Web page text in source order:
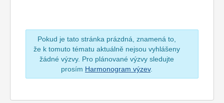
Pokud je tato stránka prázdná, znamená to,
že k tomuto tématu aktuálně nejsou vyhlášeny
žádné výzvy. Pro plánované výzvy sledujte
prosím Harmonogram výzev.